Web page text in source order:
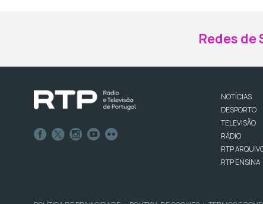
Redes
NOTÍCIAS
DESPORTO
TELEVISÃO
RÁDIO
RTP
RTP ENSINA